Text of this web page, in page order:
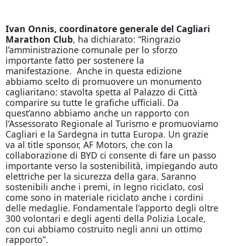
Ivan Onnis, coordinatore generale del Cagliari
Marathon Club, ha dichiarato: “Ringrazio
l’amministrazione comunale per lo sforzo
importante fatto per sostenere la
manifestazione. Anche in questa edizione
abbiamo scelto di promuovere un monumento
cagliaritano: stavolta spetta al Palazzo di Città
comparire su tutte le grafiche ufficiali. Da
quest’anno abbiamo anche un rapporto con
l’Assessorato Regionale al Turismo e promuoviamo
Cagliari e la Sardegna in tutta Europa. Un grazie
va al title sponsor, AF Motors, che con la
collaborazione di BYD ci consente di fare un passo
importante verso la sostenibilità, impiegando auto
elettriche per la sicurezza della gara. Saranno
sostenibili anche i premi, in legno riciclato, così
come sono in materiale riciclato anche i cordini
delle medaglie. Fondamentale l’apporto degli oltre
300 volontari e degli agenti della Polizia Locale,
con cui abbiamo costruito negli anni un ottimo
rapporto”.